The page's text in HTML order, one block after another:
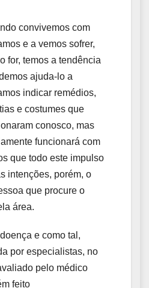
convivemos com
e a vemos sofrer,
for, temos a tendência
ajuda-lo a
indicar remédios,
e costumes que
conosco, mas
funcionará com
que todo este impulso
intenções, porém, o
que procure o
área.
e como tal,
por especialistas, no
pelo médico
feito